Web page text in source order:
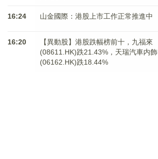
16:24 山金國際：港股上市工作正常推進中
16:20
【異動股】港股跌幅榜前十，九福來
(08611.HK)跌21.43%，天瑞汽車内飾
(06162.HK)跌18.44%